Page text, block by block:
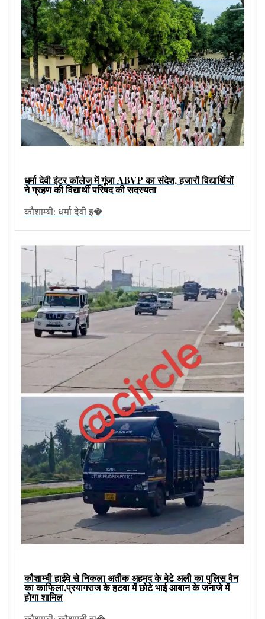
धर्मा देवी इंटर कॉलेज में गूंजा ABVP का संदेश, हजारों विद्यार्थियों
ने ग्रहण की विद्यार्थी परिषद की सदस्यता
कौशाम्बी: धर्मा देवी इ�
कौशाम्बी हाईवे से निकला अतीक अहमद के बेटे अली का पुलिस वैन
का काफिला,प्रयागराज के हटवा में छोटे भाई आबान के जनाजे में
होगा शामिल